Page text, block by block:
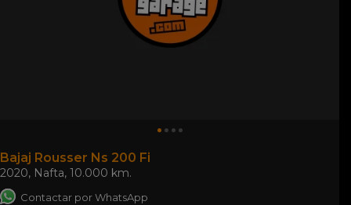
Bajaj Rousser Ns 200 Fi
2020, Nafta, 10.000 km.
Contactar por WhatsApp